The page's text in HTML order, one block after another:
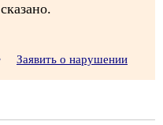
Заявить о нарушении